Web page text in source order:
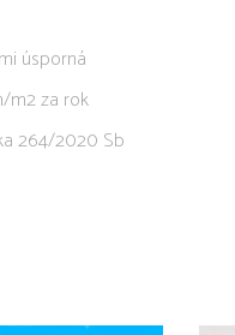
úsporná
m2 za rok
264/2020 Sb